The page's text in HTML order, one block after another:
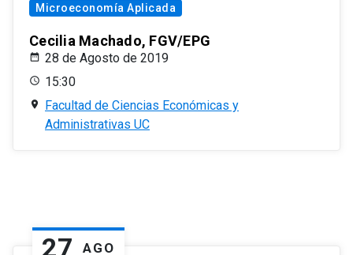
Microeconomía Aplicada
Cecilia Machado, FGV/EPG
28 de Agosto de 2019
15:30
Facultad de Ciencias Económicas y
Administrativas UC
27 AGO